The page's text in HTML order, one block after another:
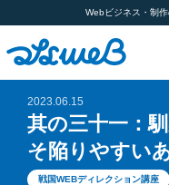
Webビジネス・制
2023.06.15
其の三十一：
そ陥りやすい
戦国WEBディレクション講座